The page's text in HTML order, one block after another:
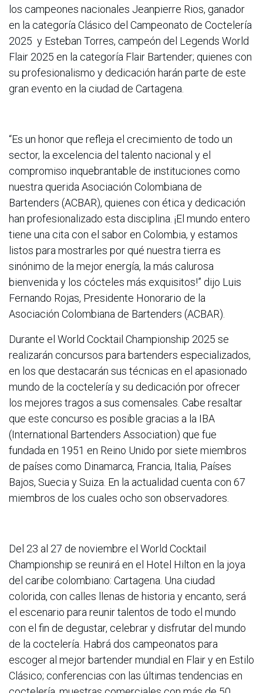
los campeones nacionales Jeanpierre Rios, ganador
en la categoría Clásico del Campeonato de Coctelería
2025 y Esteban Torres, campeón del Legends World
Flair 2025 en la categoría Flair Bartender; quienes con
su profesionalismo y dedicación harán parte de este
gran evento en la ciudad de Cartagena.
“Es un honor que refleja el crecimiento de todo un
sector, la excelencia del talento nacional y el
compromiso inquebrantable de instituciones como
nuestra querida Asociación Colombiana de
Bartenders (ACBAR), quienes con ética y dedicación
han profesionalizado esta disciplina. ¡El mundo entero
tiene una cita con el sabor en Colombia, y estamos
listos para mostrarles por qué nuestra tierra es
sinónimo de la mejor energía, la más calurosa
bienvenida y los cócteles más exquisitos!” dijo Luis
Fernando Rojas, Presidente Honorario de la
Asociación Colombiana de Bartenders (ACBAR).
Durante el World Cocktail Championship 2025 se
realizarán concursos para bartenders especializados,
en los que destacarán sus técnicas en el apasionado
mundo de la coctelería y su dedicación por ofrecer
los mejores tragos a sus comensales. Cabe resaltar
que este concurso es posible gracias a la IBA
(International Bartenders Association) que fue
fundada en 1951 en Reino Unido por siete miembros
de países como Dinamarca, Francia, Italia, Países
Bajos, Suecia y Suiza. En la actualidad cuenta con 67
miembros de los cuales ocho son observadores.
Del 23 al 27 de noviembre el World Cocktail
Championship se reunirá en el Hotel Hilton en la joya
del caribe colombiano: Cartagena. Una ciudad
colorida, con calles llenas de historia y encanto, será
el escenario para reunir talentos de todo el mundo
con el fin de degustar, celebrar y disfrutar del mundo
de la coctelería. Habrá dos campeonatos para
escoger al mejor bartender mundial en Flair y en Estilo
Clásico; conferencias con las últimas tendencias en